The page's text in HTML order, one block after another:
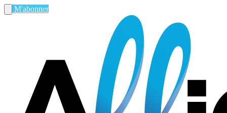
M'abonner